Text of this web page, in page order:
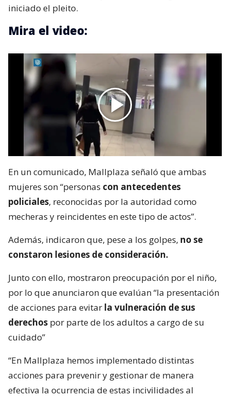
iniciado el pleito.
Mira el video:
En un comunicado, Mallplaza señaló que ambas
mujeres son “personas con antecedentes
policiales, reconocidas por la autoridad como
mecheras y reincidentes en este tipo de actos”.
Además, indicaron que, pese a los golpes, no se
constaron lesiones de consideración.
Junto con ello, mostraron preocupación por el niño,
por lo que anunciaron que evalúan “la presentación
de acciones para evitar la vulneración de sus
derechos por parte de los adultos a cargo de su
cuidado”
“⁠En Mallplaza hemos implementado distintas
acciones para prevenir y gestionar de manera
efectiva la ocurrencia de estas incivilidades al